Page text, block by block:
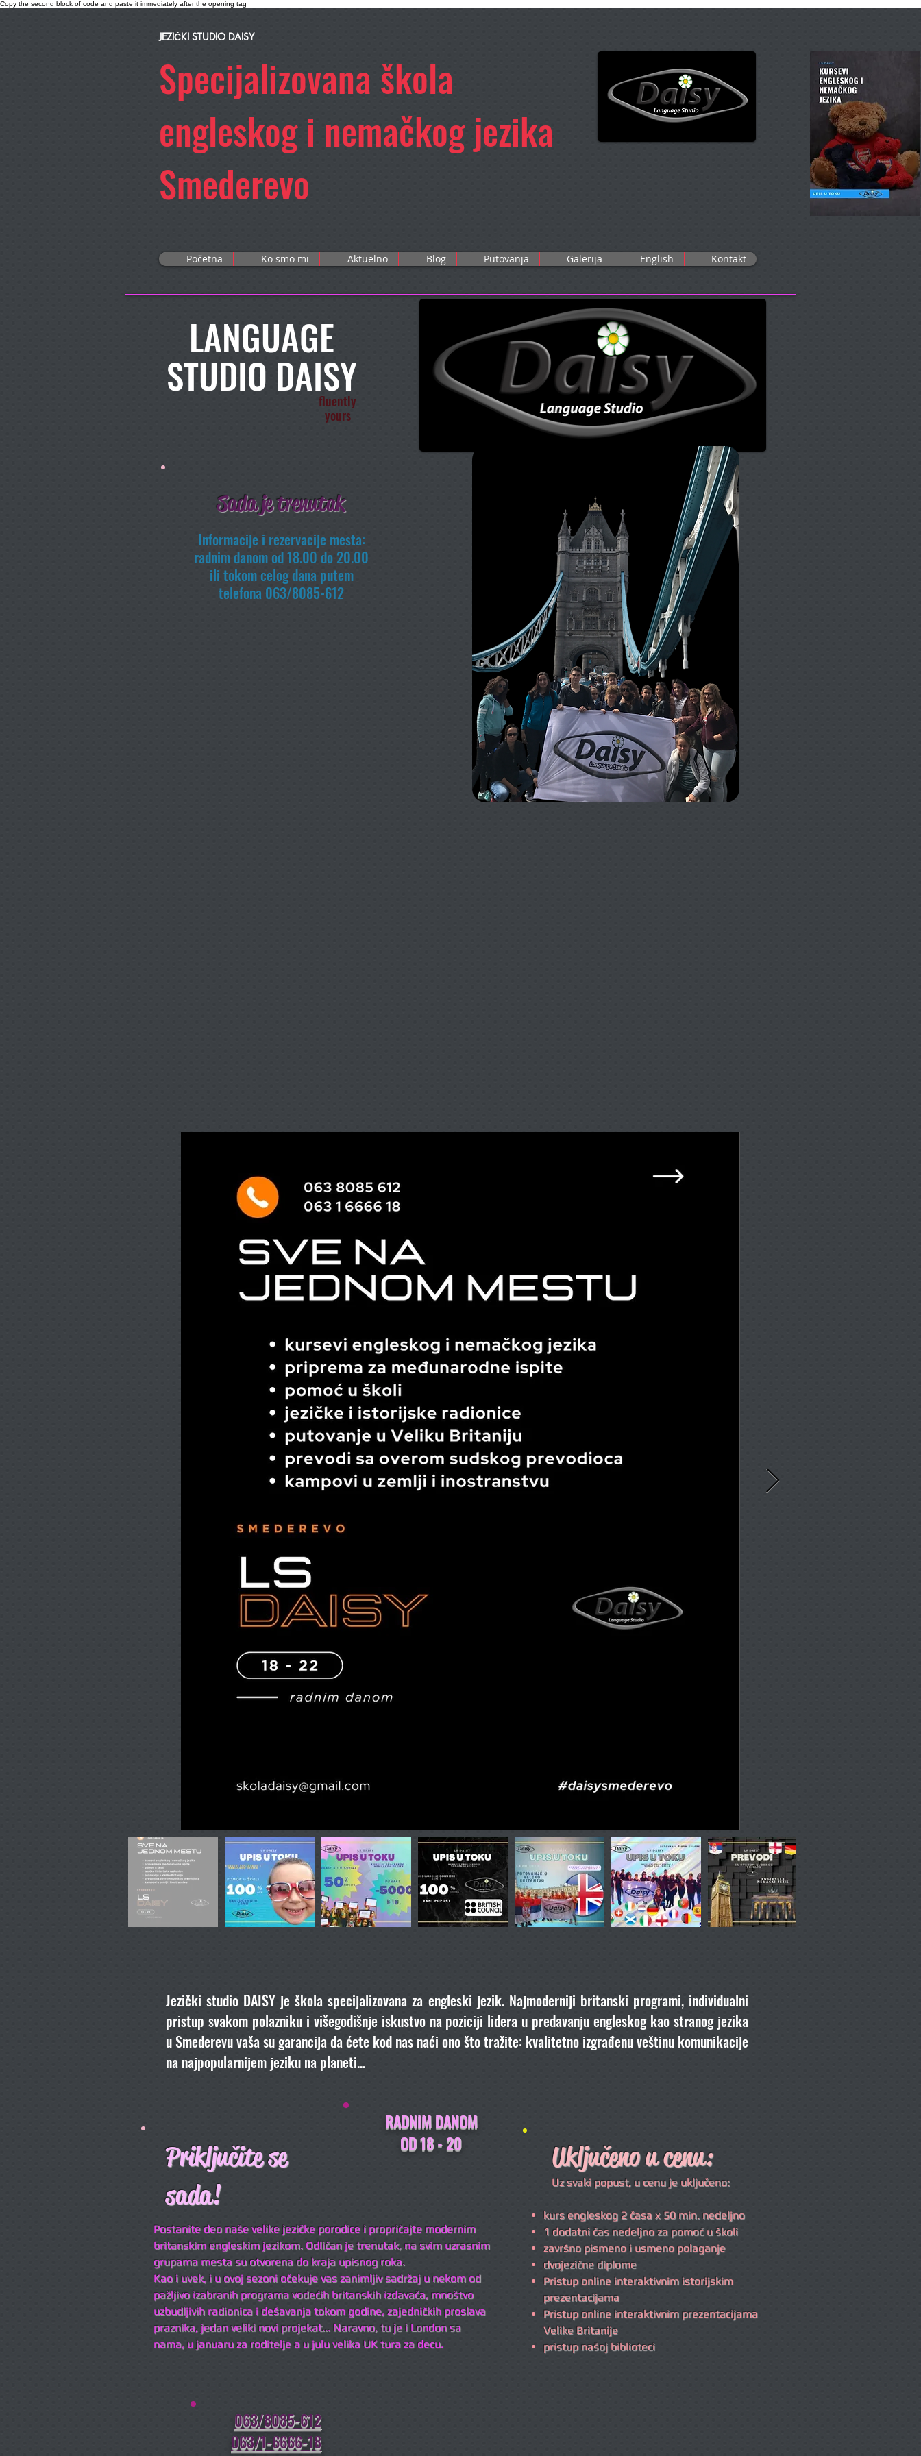
Copy the second block of code and paste it immediately after the opening tag
JEZIČKI STUDIO DAISY
Specijalizovana škola
engleskog i nemačkog jezika
Smederevo
Početna Ko smo mi Aktuelno Blog Putovanja Galerija English Kontakt
LANGUAGE
STUDIO DAISY
fluently
yours
Sada je trenutak
Informacije i rezervacije mesta:
radnim danom od 18.00 do 20.00
ili tokom celog dana putem
telefona 063/8085-612
Jezički studio DAISY je škola specijalizovana za engleski jezik. Najmoderniji britanski programi, individualni
pristup svakom polazniku i višegodišnje iskustvo na poziciji lidera u predavanju engleskog kao stranog jezika
u Smederevu vaša su garancija da ćete kod nas naći ono što tražite: kvalitetno izgrađenu veštinu komunikacije
na najpopularnijem jeziku na planeti...
Priključite se
sada!
Postanite deo naše velike jezičke porodice i propričajte modernim
britanskim engleskim jezikom. Odličan je trenutak, na svim uzrasnim
grupama mesta su otvorena do kraja upisnog roka.
Kao i uvek, i u ovoj sezoni očekuje vas zanimljiv sadržaj u nekom od
pažljivo izabranih programa vodećih britanskih izdavača, mnoštvo
uzbudljivih radionica i dešavanja tokom godine, zajedničkih proslava
praznika, jedan veliki novi projekat... Naravno, tu je i London sa
nama, u januaru za roditelje a u julu velika UK tura za decu.
RADNIM DANOM
OD 18 - 20
Uključeno u cenu:
Uz svaki popust, u cenu je uključeno:
kurs engleskog 2 časa x 50 min. nedeljno
1 dodatni čas nedeljno za pomoć u školi
završno pismeno i usmeno polaganje
dvojezične diplome
Pristup online interaktivnim istorijskim
prezentacijama
Pristup online interaktivnim prezentacijama
Velike Britanije
pristup našoj biblioteci
063/8085-612
063/1-6666-18